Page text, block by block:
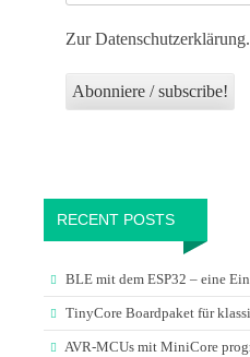
Zur Datenschutzerklärung.
RECENT POSTS
BLE mit dem ESP32 – eine
TinyCore Boardpaket für
AVR-MCUs mit MiniCore